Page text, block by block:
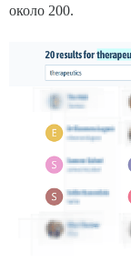
около 200.